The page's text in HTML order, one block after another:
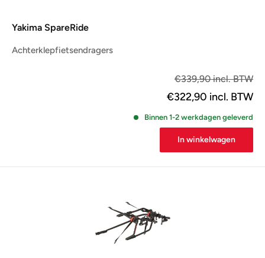
Yakima SpareRide
Achterklepfietsendragers
€339,90 incl. BTW
€322,90 incl. BTW
Binnen 1-2 werkdagen geleverd
In winkelwagen